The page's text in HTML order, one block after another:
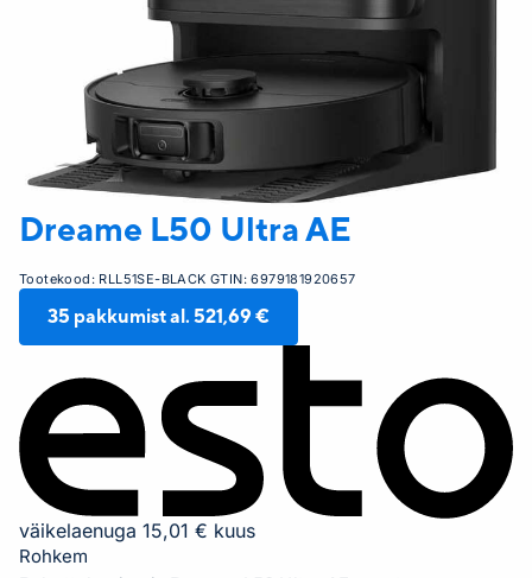
Dreame L50 Ultra AE
Tootekood: RLL51SE-BLACK GTIN:6979181920657
35 pakkumist al. 521,69 €
väikelaenuga 15,01 € kuus
Rohkem